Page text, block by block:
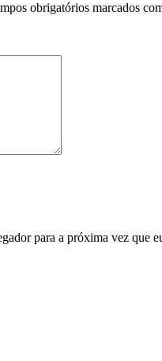
obrigatórios marcados
para a próxima vez que